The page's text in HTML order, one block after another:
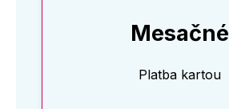
Mesačné
Platba kartou